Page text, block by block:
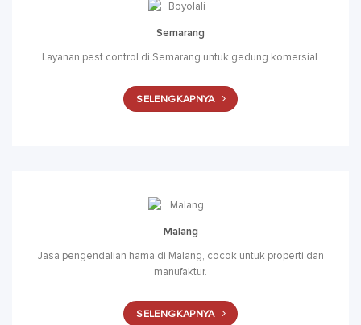
Semarang
Layanan pest control di Semarang untuk gedung komersial.
SELENGKAPNYA
Malang
Jasa pengendalian hama di Malang, cocok untuk properti dan
manufaktur.
SELENGKAPNYA